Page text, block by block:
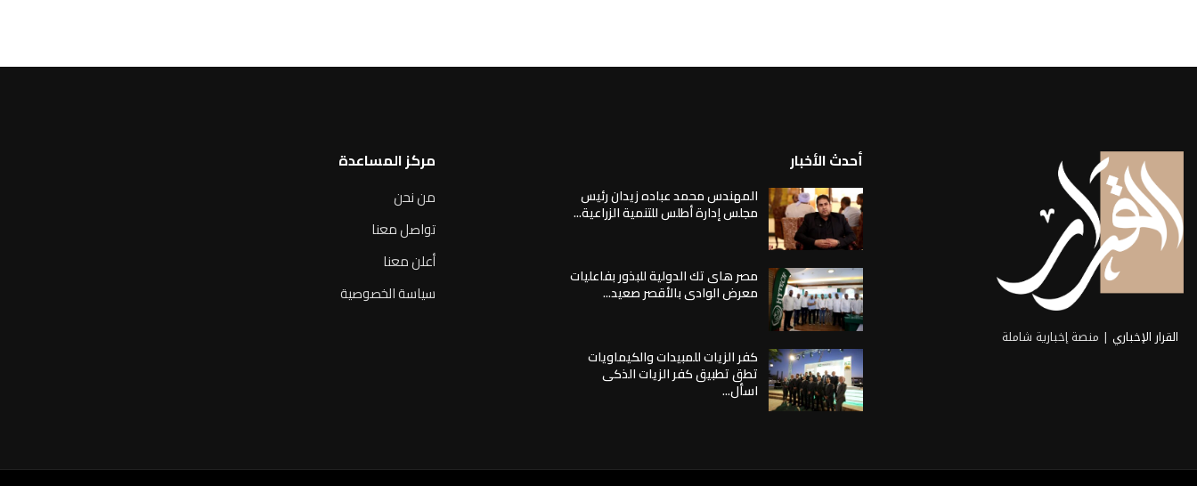
القرار الإخباري | منصة إخبارية شاملة
أحدث الأخبار
المهندس محمد عباده زيدان رئيس
مجلس إدارة أطلس للتنمية الزراعية...
مصر هاى تك الدولية للبذور بفاعليات
معرض الوادى بالأقصر صعيد...
كفر الزيات للمبيدات والكيماويات
تطق تطبيق كفر الزيات الذكى
اسأل...
مركز المساعدة
من نحن
تواصل معنا
أعلن معنا
سياسة الخصوصية